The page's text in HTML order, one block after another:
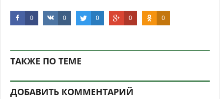
0 0 0 0 0
ТАКЖЕ ПО ТЕМЕ
ДОБАВИТЬ КОММЕНТАРИЙ